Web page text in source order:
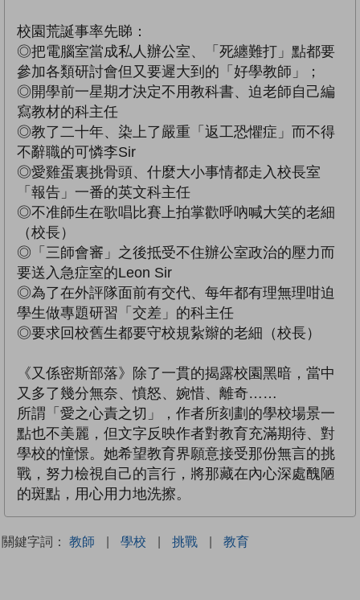
校園荒誕事率先睇：
◎把電腦室當成私人辦公室、「死纏難打」點都要
參加各類研討會但又要遲大到的「好學教師」；
◎開學前一星期才決定不用教科書、迫老師自己編
寫教材的科主任
◎教了二十年、染上了嚴重「返工恐懼症」而不得
不辭職的可憐李Sir
◎愛雞蛋裏挑骨頭、什麼大小事情都走入校長室
「報告」一番的英文科主任
◎不准師生在歌唱比賽上拍掌歡呼吶喊大笑的老細
（校長）
◎「三師會審」之後抵受不住辦公室政治的壓力而
要送入急症室的Leon Sir
◎為了在外評隊面前有交代、每年都有理無理咁迫
學生做專題研習「交差」的科主任
◎要求回校舊生都要守校規紥辮的老細（校長）
《又係密斯部落》除了一貫的揭露校園黑暗，當中
又多了幾分無奈、憤怒、婉惜、離奇……
所謂「愛之心責之切」，作者所刻劃的學校場景一
點也不美麗，但文字反映作者對教育充滿期待、對
學校的憧憬。她希望教育界願意接受那份無言的挑
戰，努力檢視自己的言行，將那藏在內心深處醜陋
的斑點，用心用力地洗擦。
關鍵字詞： 教師 | 學校 | 挑戰 | 教育